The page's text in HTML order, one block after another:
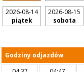
2026-08-14
piątek
2026-08-15
sobota
Godziny odjazdów